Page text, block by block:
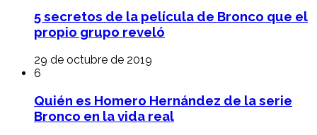
5 secretos de la película de Bronco que el
propio grupo reveló
29 de octubre de 2019
6
Quién es Homero Hernández de la serie
Bronco en la vida real